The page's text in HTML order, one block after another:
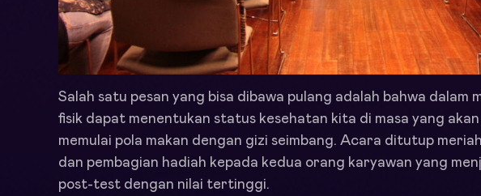
Salah satu pesan yang bisa dibawa pulang adalah bahwa dalam
fisik dapat menentukan status kesehatan kita di masa yang
memulai pola makan dengan gizi seimbang. Acara ditutup
dan pembagian hadiah kepada kedua orang karyawan yang
post-test dengan nilai tertinggi.